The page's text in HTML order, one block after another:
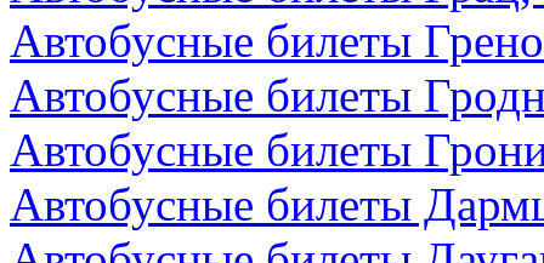
Автобусные билеты
Автобусные билеты
Автобусные билеты
Автобусные билеты